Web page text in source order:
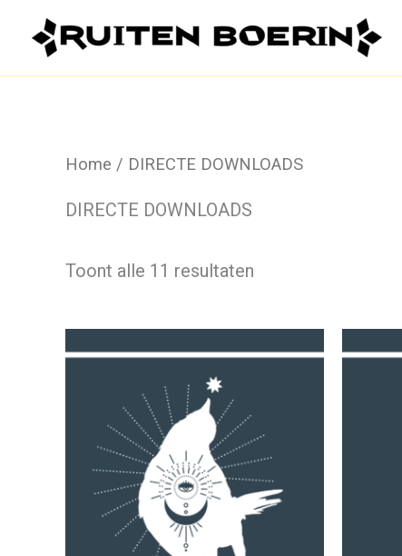
naar
de
Home / DIRECTE DOWNLOADS
DIRECTE DOWNLOADS
Toont alle 11 resultaten